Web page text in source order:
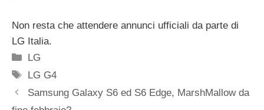
Non resta che attendere annunci ufficiali da parte di
LG Italia.
Categorie
LG
Tag
LG G4
Samsung Galaxy S6 ed S6 Edge, MarshMallow da